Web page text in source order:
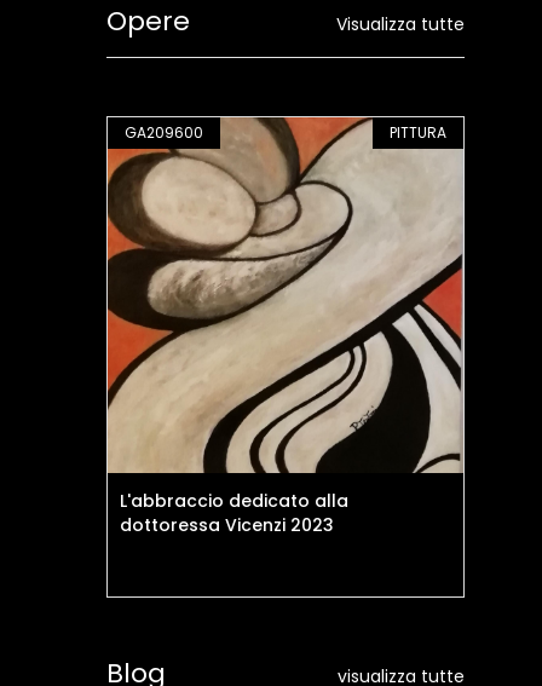
Visualizza tutte
Opere
GA209600 PITTURA
L'abbraccio dedicato alla
dottoressa Vicenzi 2023
visualizza tutte
Blog